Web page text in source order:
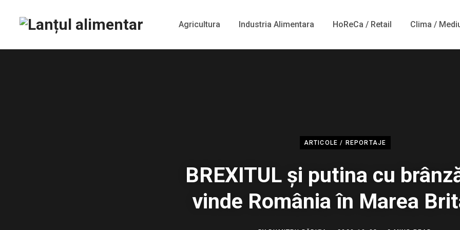
Agricultura Industria Alimentara HoReCa / Retail Clima /
ARTICOLE / REPORTAJE
BREXITUL și putina cu
vinde România în Marea